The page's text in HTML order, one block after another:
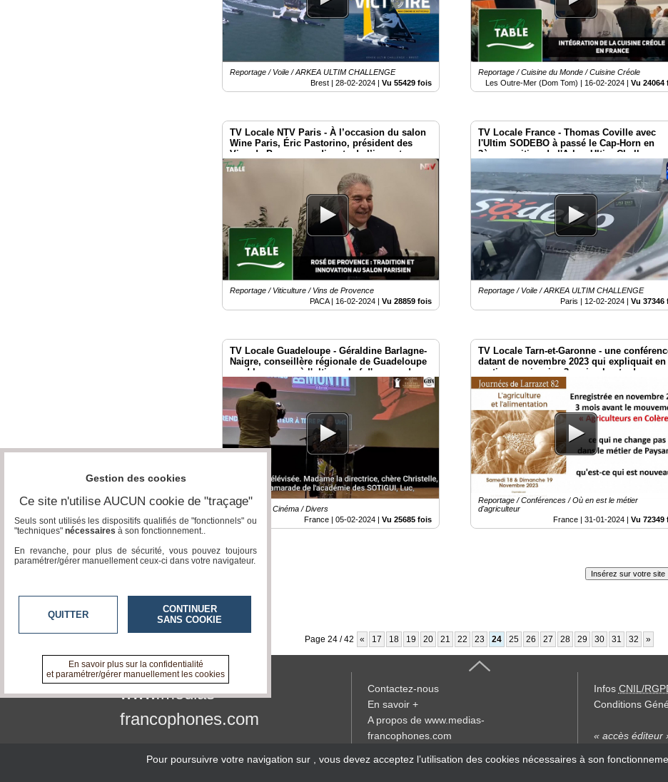
Reportage / Voile / ARKEA ULTIM CHALLENGE
Brest |28-02-2024 |Vu 55429 fois
Reportage / Cuisine du Monde / Cuisine Créole
Les Outre-Mer (Dom Tom) | 16-02-2024| Vu 24064
TV Locale NTV Paris - À l’occasion du salon
Wine Paris, Éric Pastorino, président des
Vins de Provences, discute de l’importance
du rosé de Provence.
Reportage / Viticulture / Vins de Provence
PACA | 16-02-2024 |Vu 28859 fois
TV Locale France - Thomas Coville avec
l'Ultim SODEBO à passé le Cap-Horn en
3ème position de l'Arkea-Ultim-Challenge
Reportage / Voile / ARKEA ULTIM CHALLENGE
Paris | 12-02-2024| Vu 37346
TV Locale Guadeloupe - Géraldine Barlagne-
Naigre, conseillère régionale de Guadeloupe
rend hommage à l'ultime chef-d'oeuvre de
Christian Lara.
Reportage / Cinéma / Divers
France |05-02-2024 |Vu 25685 fois
TV Locale Tarn-et-Garonne - une
datant de novembre 2023 qui expliquait en
partie ce qui arrive 3 mois plus tard.
Reportage / Conférences / Où en est le métier
d'agriculteur
France | 31-01-2024| Vu 72349
Insérez sur votre site
Page 24 / 42 « 17 18 19 20 21 22 23 24 25 26 27 28 29 30 31 32 »
www.medias-
francophones.com
Contactez-nous
En savoir +
A propos de www.medias-
francophones.com
Devenir délégué
Infos CNIL/
Conditions
« accès éditeur
Pour poursuivre votre navigation sur , vous devez acceptez l’utilisation des cookies nécessaires à son
Gestion des cookies
Ce site n'utilise AUCUN cookie de "traçage"
Seuls sont utilisés les dispositifs qualifiés de "fonctionnels" ou
"techniques" nécessaires à son fonctionnement..
En revanche, pour plus de sécurité, vous pouvez toujours
paramétrer/gérer manuellement ceux-ci dans votre navigateur.
QUITTER
CONTINUER
SANS COOKIE
En savoir plus sur la confidentialité
et paramétrer/gérer manuellement les cookies